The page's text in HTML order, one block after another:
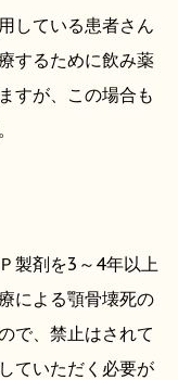
している患者さん
するために飲み薬
すが、この場合も
製剤を3～4年以上
による顎骨壊死の
で、禁止はされて
ていただく必要が